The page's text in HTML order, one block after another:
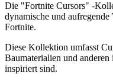
Die "Fortnite Cursors" -
dynamische und
Fortnite.
Diese Kollektion umfasst
Baumaterialien und
inspiriert sind.